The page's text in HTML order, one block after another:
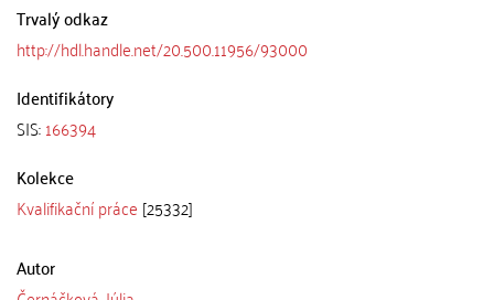
Trvalý odkaz
http://hdl.handle.net/20.500.11956/93000
Identifikátory
SIS:166394
Kolekce
Kvalifikační práce [25332]
Autor